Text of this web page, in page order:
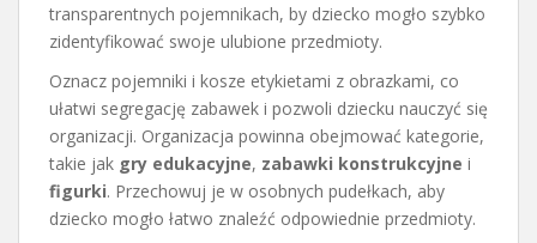
transparentnych pojemnikach, by dziecko mogło szybko
zidentyfikować swoje ulubione przedmioty.
Oznacz pojemniki i kosze etykietami z obrazkami, co
ułatwi segregację zabawek i pozwoli dziecku nauczyć się
organizacji. Organizacja powinna obejmować kategorie,
takie jak gry edukacyjne, zabawki konstrukcyjne i
figurki. Przechowuj je w osobnych pudełkach, aby
dziecko mogło łatwo znaleźć odpowiednie przedmioty.